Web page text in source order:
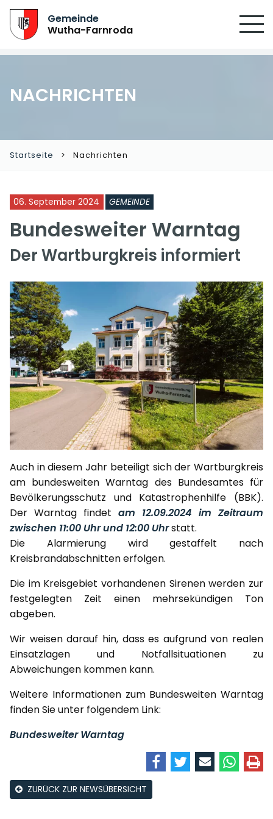
Gemeinde
Wutha-Farnroda
NACHRICHTEN
Startseite Nachrichten
06. September 2024 GEMEINDE
Bundesweiter Warntag
Der Wartburgkreis informiert
Auch in diesem Jahr beteiligt sich der Wartburgkreis
am bundesweiten Warntag des Bundesamtes für
Bevölkerungsschutz und Katastrophenhilfe (BBK).
Der Warntag findet am 12.09.2024 im Zeitraum
zwischen 11:00 Uhr und 12:00 Uhrstatt.
Die Alarmierung wird gestaffelt nach
Kreisbrandabschnitten erfolgen.
Die im Kreisgebiet vorhandenen Sirenen werden zur
festgelegten Zeit einen mehrsekündigen Ton
abgeben.
Wir weisen darauf hin, dass es aufgrund von realen
Einsatzlagen und Notfallsituationen zu
Abweichungen kommen kann.
Weitere Informationen zum Bundesweiten Warntag
finden Sie unter folgendem Link:
Bundesweiter Warntag
ZURÜCK ZUR NEWSÜBERSICHT